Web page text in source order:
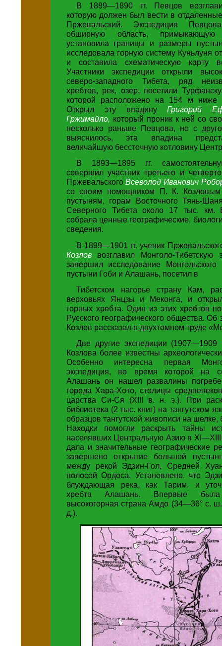
В 1889—1890 гг. Певцов
которую должен был вести в
Пржевальский. Экспедиция
обширную область,
установила границы и размеры
исследовала горную систему Куньлуня
и составила схематическую карту
Участники экспедиции открыли
северо-западного Тибета, ряд
хребтов, рек, озер, посетили
которой расположено на 154 м ниже
Открыл эту впадинуГригорий
Гржимайло, который проник к ней со
несколько раньше Певцова, но с
выяснилось, эта впадина
величайшую бессточную котловину
В 1893—1895 гг.
совершил участник третьего и
ПржевальскогоВсеволод Иванович
со своим помощником П. К.
пустыням, горам Восточного Тянь-
Северного Тибета около 17 тыс. км.
собрала ценные географические,
сведения.
В 1899—1901 гг. ученик
Козлов возглавил Монголо-Тибетскую
завершил исследование Монгольского
пустыни Гоби и Алашань, посетил в
Тибетском нагорье страну Кам,
верховьях Янцзы и Меконга, и
горных хребта. Один из этих хребтов
Русского географического общества. Об
Козлов рассказал в двухтомном труде
Две другие экспедиции
Козлова более известны
Особенно интересна первая
экспедиция, во время которой на
Алашань он нашел развалины
города Хара-Хото, столицы
царства Си-Ся (XIII в. н. э.). При
библиотека (2 тыс. книг) на тангутском
образцов тангутской живописи на шелке,
Находки помогли раскрыть тайны
населявших Центральную Азию в
дала и значительные географические
завершено открытие большой
между рекой Эдзин-Гол, Средней
полосой Ордоса. Установлено, что
блуждающая река, как Тарим, и
хребта Алашань. Впервые была
высокогорная страна Амдо (34—36° с.
д.).